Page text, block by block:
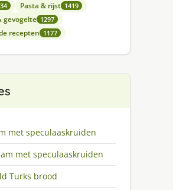
Pasta & rijst 1419
gevogelte 1297
recepten 1177
met speculaaskruiden
met speculaaskruiden
Turks brood